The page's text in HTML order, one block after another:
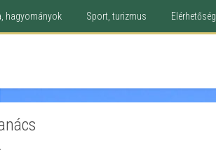
hagyományok Sport, turizmus Elérhetőség